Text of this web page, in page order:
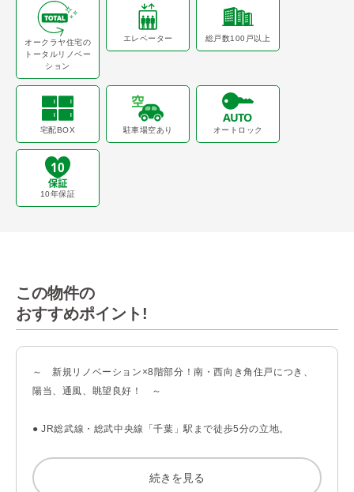
オークラヤ住宅の
トータルリノベー
ション
エレベーター 総戸数100戸以上
宅配BOX 駐車場空あり オートロック
10年保証
この物件の
おすすめポイント!
～　新規リノベーション×8階部分！南・西向き角住戸につき、
陽当、通風、眺望良好！　～
● JR総武線・総武中央線「千葉」駅まで徒歩5分の立地。
● ご家族と会話の弾む対面式システムキッチン
● 1418サイズの浴室
続きを見る